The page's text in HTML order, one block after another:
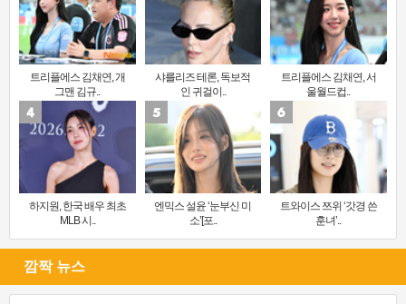
트리플에스 김채연, 개
그맨 김규..
샤를리즈 테론, 독보적
인 귀걸이..
트리플에스 김채연, 서
울월드컵..
하지원, 한국 배우 최초
MLB 시..
엔믹스 설윤 ‘눈부신 미
소’[포..
트와이스 쯔위 ‘갓경 쓴
훈녀’..
깜짝 뉴스